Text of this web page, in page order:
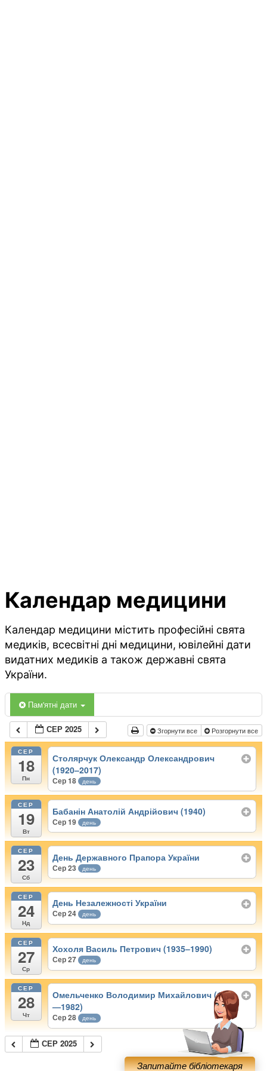
Календар медицини
Календар медицини містить професійні свята
медиків, всесвітні дні медицини, ювілейні дати
видатних медиків а також державні свята
України.
Пам'ятні дати
СЕР 2025 Згорнути все Розгорнути все
СЕР
18
Пн
Столярчук Олександр Олександрович
(1920–2017)
Сер 18 день
СЕР
19
Вт
Бабанін Анатолій Андрійович (1940)
Сер 19 день
СЕР
23
Сб
День Державного Прапора України
Сер 23 день
СЕР
24
Нд
День Незалежності України
Сер 24 день
СЕР
27
Ср
Хохоля Василь Петрович (1935–1990)
Сер 27 день
СЕР
28
Чт
Омельченко Володимир Михайлович (1920
—1982)
Сер 28 день
СЕР 2025